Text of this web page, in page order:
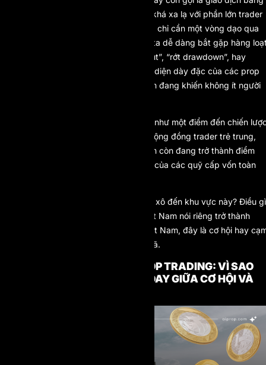
vốn của quỹ – vẫn là một khái niệm khá xa lạ với phần lớn trader
tại Đông Nam Á. Thế nhưng giờ đây, chỉ cần một vòng dạo qua
các cộng đồng giao dịch lớn, người ta dễ dàng bắt gặp hàng
chủ đề bàn luận về “thi quỹ”, “payout”, “rớt drawdown”, hay
“pass quỹ chỉ sau 12 ngày”. Sự hiện diện dày đặc của các prop
firm quốc tế trên thị trường Việt Nam đang khiến không ít người
Trong bối cảnh đó, Việt Nam nổi lên như một điểm đến chiến
đầy tiềm năng. Không chỉ là nơi có cộng đồng trader trẻ trung,
nhanh nhạy với công nghệ, Việt Nam còn đang trở thành điểm
nóng trong cuộc đua giành thị phần của các quỹ cấp vốn toàn
Vậy vì sao các prop firm lại đang đổ xô đến khu vực này? Điều gì
khiến Đông Nam Á nói chung và Việt Nam nói riêng trở thành
“miền đất hứa”? Và với trader tại Việt Nam, đây là cơ hội hay
bẫy? Bài viết này sẽ giúp bạn giải mã.
SỰ THẬT SAU CƠN SỐT PROP TRADING: VÌ SAO
TRADER VIỆT VẪN LOAY HOAY GIỮA CƠ HỘI VÀ